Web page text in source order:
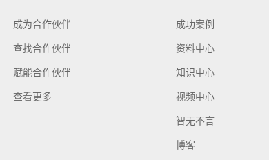
成为合作伙伴
查找合作伙伴
赋能合作伙伴
查看更多
成功案例
资料中心
知识中心
视频中心
智无不言
博客